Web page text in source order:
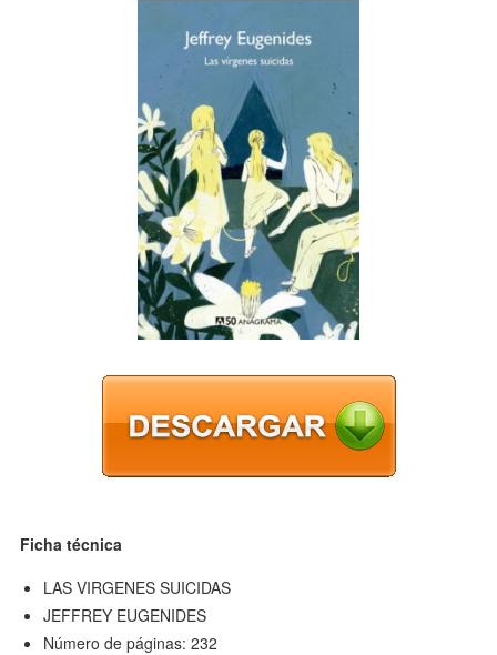
Ficha técnica
LAS VIRGENES SUICIDAS
JEFFREY EUGENIDES
Número de páginas: 232